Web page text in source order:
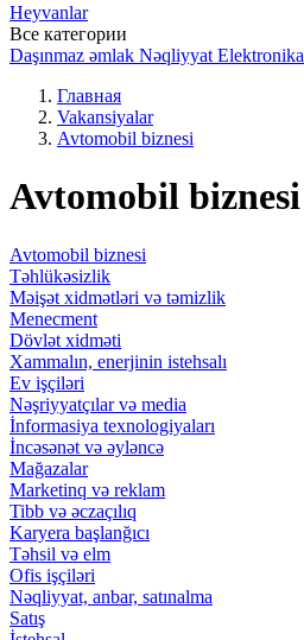
Heyvanlar
Все категории
Daşınmaz əmlak Nəqliyyat Elektronika
Главная
Vakansiyalar
Avtomobil biznesi
Avtomobil biznesi
Avtomobil biznesi
Təhlükəsizlik
Məişət xidmətləri və təmizlik
Menecment
Dövlət xidməti
Xammalın, enerjinin istehsalı
Ev işçiləri
Nəşriyyatçılar və media
İnformasiya texnologiyaları
İncəsənət və əyləncə
Mağazalar
Marketinq və reklam
Tibb və əczaçılıq
Karyera başlanğıcı
Təhsil və elm
Ofis işçiləri
Nəqliyyat, anbar, satınalma
Satış